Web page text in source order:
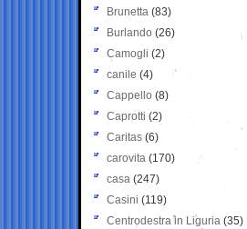
Brunetta (83)
Burlando (26)
Camogli (2)
canile (4)
Cappello (8)
Caprotti (2)
Caritas (6)
carovita (170)
casa (247)
Casini (119)
Centrodestra in Liguria (35)